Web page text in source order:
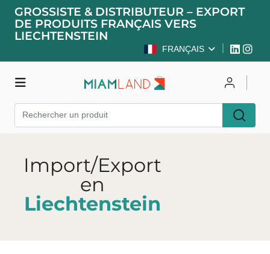
GROSSISTE & DISTRIBUTEUR – EXPORT
DE PRODUITS FRANÇAIS VERS
LIECHTENSTEIN
FRANÇAIS
Import/Export
en
Liechtenstein